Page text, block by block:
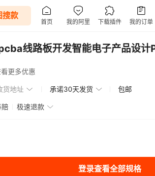
线路板开发智能电子产品设计
更多优惠
货地址 承诺30天发货 包邮
赔 极速退款
登录查看全部规格